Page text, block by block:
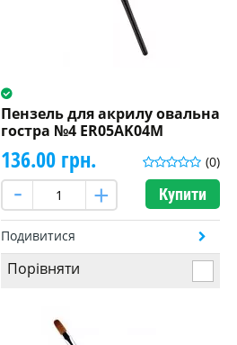
Пензель для акрилу овальна
гостра №4 ER05AK04M
(0)
136.00 грн.
Купити
Подивитися
Порівняти